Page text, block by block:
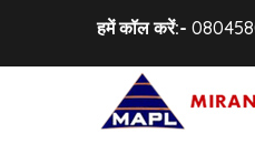
हमें कॉल करें:-